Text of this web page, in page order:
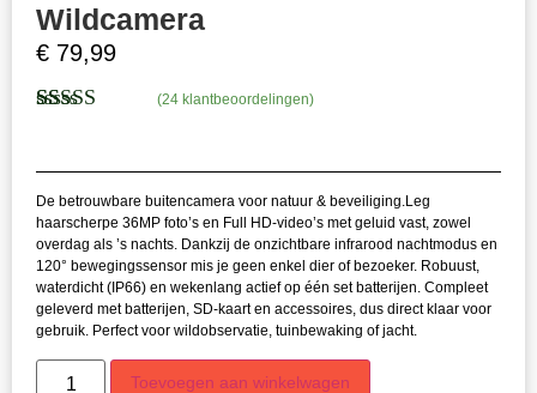
Wildcamera
€ 79,99
gebaseerd
opklant
waarderingen
(24 klantbeoordelingen)
De betrouwbare buitencamera voor natuur & beveiliging.Leg
haarscherpe 36MP foto’s en Full HD-video’s met geluid vast, zowel
overdag als ’s nachts. Dankzij de onzichtbare infrarood nachtmodus en
120° bewegingssensor mis je geen enkel dier of bezoeker. Robuust,
waterdicht (IP66) en wekenlang actief op één set batterijen. Compleet
geleverd met batterijen, SD-kaart en accessoires, dus direct klaar voor
gebruik. Perfect voor wildobservatie, tuinbewaking of jacht.
Toevoegen aan winkelwagen